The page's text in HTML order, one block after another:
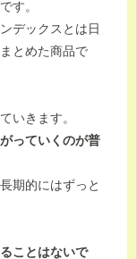
す。
デックスとは日
とめた商品で
いきます。
っていくのが普
期的にはずっと
ことはないで